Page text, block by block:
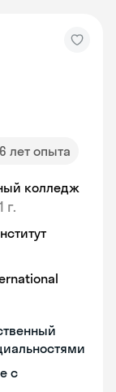
лет опыта
колледж
г.
с